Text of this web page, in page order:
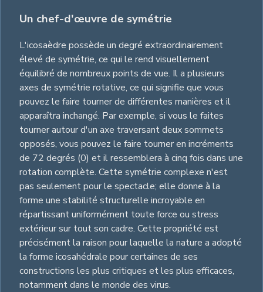
Un chef-d'œuvre de symétrie
L'icosaèdre possède un degré extraordinairement
élevé de symétrie, ce qui le rend visuellement
équilibré de nombreux points de vue. Il a plusieurs
axes de symétrie rotative, ce qui signifie que vous
pouvez le faire tourner de différentes manières et il
apparaîtra inchangé. Par exemple, si vous le faites
tourner autour d'un axe traversant deux sommets
opposés, vous pouvez le faire tourner en incréments
de 72 degrés (0) et il ressemblera à cinq fois dans une
rotation complète. Cette symétrie complexe n'est
pas seulement pour le spectacle; elle donne à la
forme une stabilité structurelle incroyable en
répartissant uniformément toute force ou stress
extérieur sur tout son cadre. Cette propriété est
précisément la raison pour laquelle la nature a adopté
la forme icosahédrale pour certaines de ses
constructions les plus critiques et les plus efficaces,
notamment dans le monde des virus.